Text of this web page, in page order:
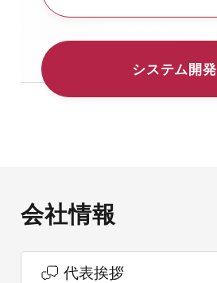
システム開発
会社情報
代表挨拶